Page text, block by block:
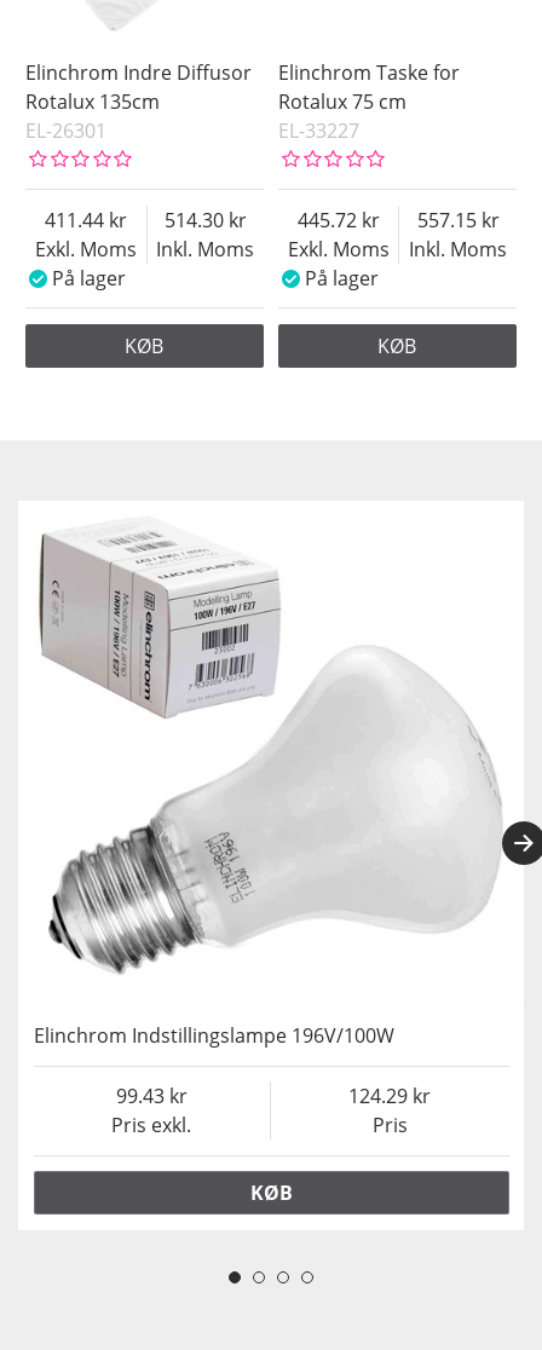
Elinchrom Indre Diffusor
Rotalux 135cm
EL-26301
Exkl. Moms
411.44
Inkl. Moms
514.30
På lager
KØB
Elinchrom Taske for
Rotalux 75 cm
EL-33227
Exkl. Moms
445.72
Inkl. Moms
557.15
På lager
KØB
Elinchrom Indstillingslampe 196V/100W
Pris exkl.
99.43
Pris
124.29
KØB